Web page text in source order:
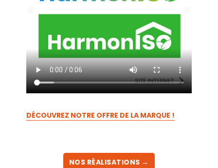
DÉCOUVREZ NOTRE OFFRE DE LA MARQUE !
NOS RÉALISATIONS →